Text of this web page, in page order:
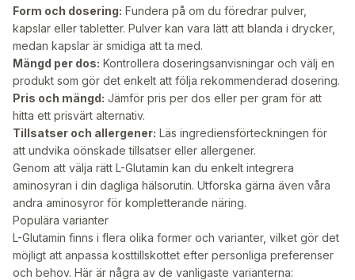
Form och dosering: Fundera på om du föredrar pulver,
kapslar eller tabletter. Pulver kan vara lätt att blanda i drycker,
medan kapslar är smidiga att ta med.
Mängd per dos: Kontrollera doseringsanvisningar och välj en
produkt som gör det enkelt att följa rekommenderad dosering.
Pris och mängd: Jämför pris per dos eller per gram för att
hitta ett prisvärt alternativ.
Tillsatser och allergener: Läs ingrediensförteckningen för
att undvika oönskade tillsatser eller allergener.
Genom att välja rätt L-Glutamin kan du enkelt integrera
aminosyran i din dagliga hälsorutin. Utforska gärna även våra
andra aminosyror för kompletterande näring.
Populära varianter
L-Glutamin finns i flera olika former och varianter, vilket gör det
möjligt att anpassa kosttillskottet efter personliga preferenser
och behov. Här är några av de vanligaste varianterna: